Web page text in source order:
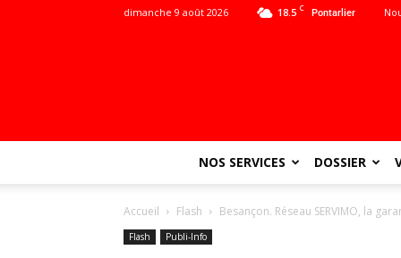
18.5 C Pontarlier
dimanche 9 août 2026
NOS SERVICES DOSSIER
Accueil Flash Besançon. Réseau SERVIMO, la
Flash Publi-Info